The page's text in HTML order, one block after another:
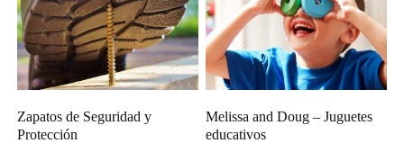
Zapatos de Seguridad y
Protección
Melissa and Doug – Juguetes
educativos